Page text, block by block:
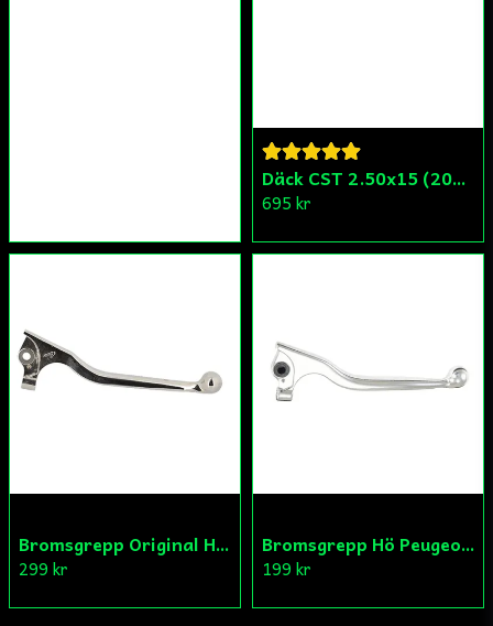
Däck CST 2.50x15 (20x250) Compact/Scoper/Mamba/Flakmoped
695 kr
Bromsgrepp Original Hö Peugeot Ludix/Speedfight/Vivacity
299 kr
Bromsgrepp Hö Peugeot Ludix/Speedfight/Vivacity
199 kr